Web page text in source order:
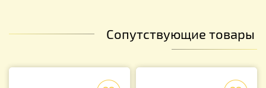
Сопутствующие товары